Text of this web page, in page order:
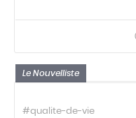
Le Nouvelliste
#qualite-de-vie